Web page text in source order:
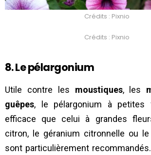
Crédits : Pixnio
Crédits : Pixnio
8. Le pélargonium
Utile contre les moustiques, les
guêpes, le pélargonium à petites
efficace que celui à grandes
citron, le géranium citronnelle ou
sont particulièrement